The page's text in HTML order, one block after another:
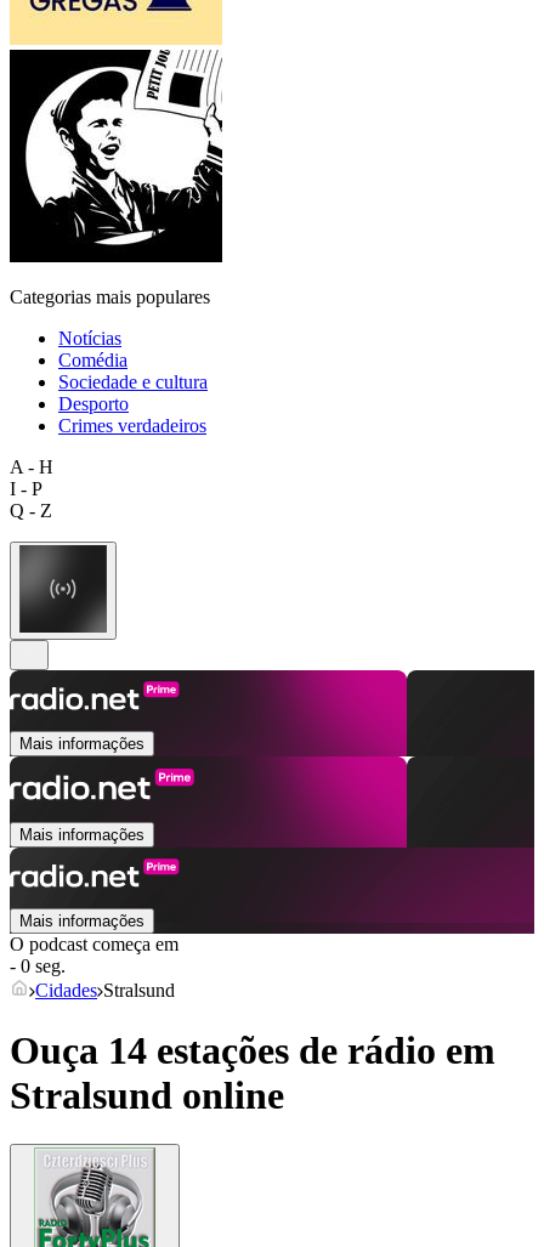
Categorias mais populares
Notícias
Comédia
Sociedade e cultura
Desporto
Crimes verdadeiros
A - H
I - P
Q - Z
Mais informações
Mais informações
Mais informações
O podcast começa em
- 0 seg.
Cidades Stralsund
Ouça 14 estações de rádio em
Stralsund online